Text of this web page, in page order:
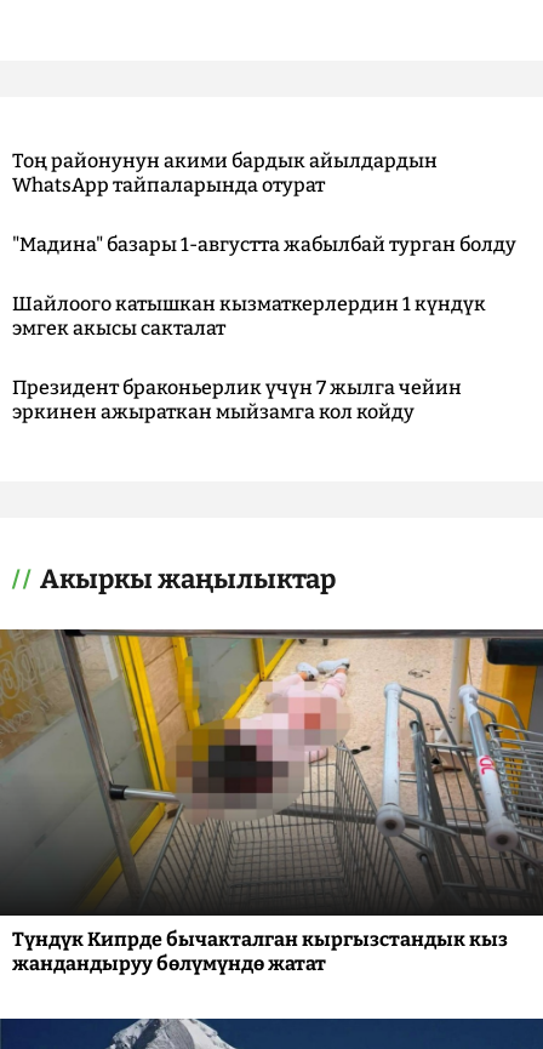
Тоң районунун акими бардык айылдардын
WhatsApp тайпаларында отурат
"Мадина" базары 1-августта жабылбай турган болду
Шайлоого катышкан кызматкерлердин 1 күндүк
эмгек акысы сакталат
Президент браконьерлик үчүн 7 жылга чейин
эркинен ажыраткан мыйзамга кол койду
Акыркы жаңылыктар
Түндүк Кипрде бычакталган кыргызстандык кыз
жандандыруу бөлүмүндө жатат